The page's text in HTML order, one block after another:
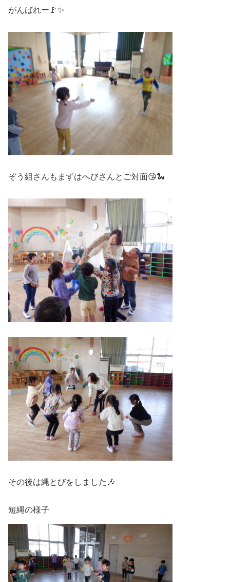
がんばれー🚩✨
ぞう組さんもまずはへびさんとご対面😘🐍
その後は縄とびをしました🎶
短縄の様子